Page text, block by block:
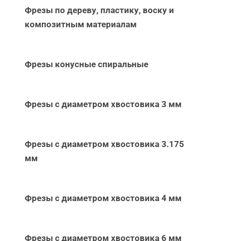
Фрезы по дереву, пластику, воску и
композитным материалам
Фрезы конусные спиральные
Фрезы с диаметром хвостовика 3 мм
Фрезы с диаметром хвостовика 3.175
мм
Фрезы с диаметром хвостовика 4 мм
Фрезы с диаметром хвостовика 6 мм